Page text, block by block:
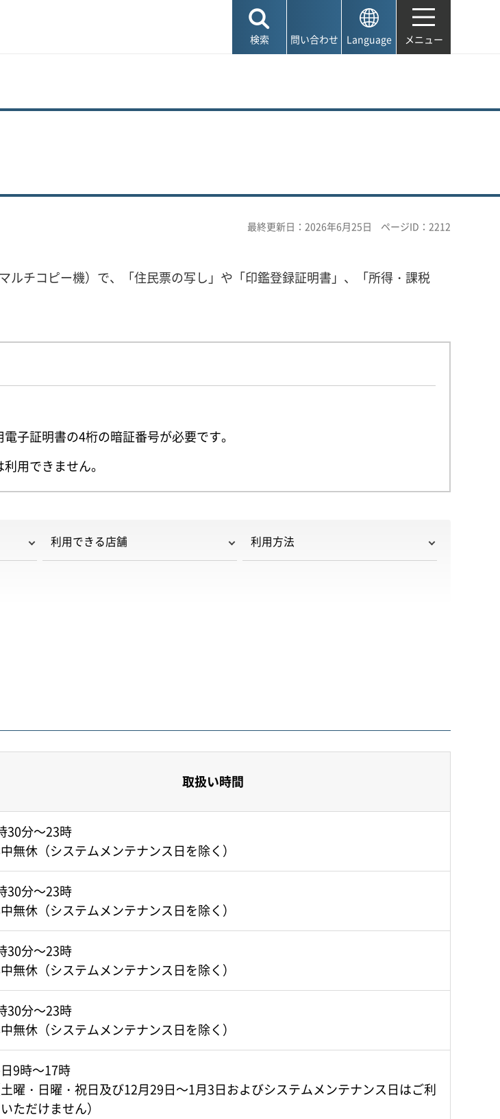
検索 問い合わせ Language メニュー
最終更新日：2026年6月25日 ページID：2212
チコピー機）で、「住民票の写し」や「印鑑登録証明書」、「所得・課税
子証明書の4桁の暗証番号が必要です。
用できません。
利用できる店舗
利用方法
取扱い時間
30分～23時
無休（システムメンテナンス日を除く）
30分～23時
無休（システムメンテナンス日を除く）
30分～23時
無休（システムメンテナンス日を除く）
30分～23時
無休（システムメンテナンス日を除く）
9時～17時
土曜・日曜・祝日及び12月29日～1月3日およびシステムメンテナンス日はご利
ただけません）